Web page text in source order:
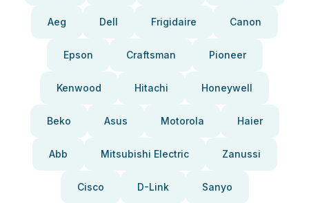
Aeg Dell Frigidaire Canon
Epson Craftsman Pioneer
Kenwood Hitachi Honeywell
Beko Asus Motorola Haier
Abb Mitsubishi Electric Zanussi
Cisco D-Link Sanyo